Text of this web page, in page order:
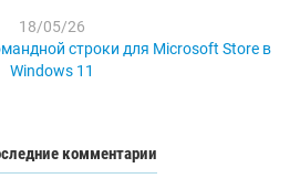
18/05/26
строки для Microsoft Store в
Windows 11
комментарии